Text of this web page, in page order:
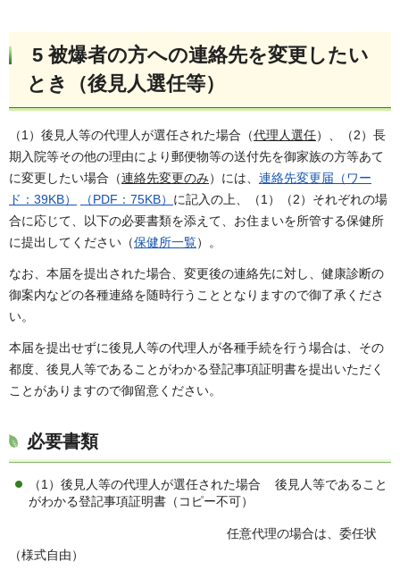
5 被爆者の方への連絡先を変更したい
とき（後見人選任等）
（1）後見人等の代理人が選任された場合（代理人選任）、（2）長
期入院等その他の理由により郵便物等の送付先を御家族の方等あて
に変更したい場合（連絡先変更のみ）には、 連絡先変更届（ワー
ド：39KB）
（PDF：75KB） に記入の上、（1）（2）それぞれの場
合に応じて、以下の必要書類を添えて、お住まいを所管する保健所
に提出してください（保健所一覧）。
なお、本届を提出された場合、変更後の連絡先に対し、健康診断の
御案内などの各種連絡を随時行うこととなりますので御了承くださ
い。
本届を提出せずに後見人等の代理人が各種手続を行う場合は、その
都度、後見人等であることがわかる登記事項証明書を提出いただく
ことがありますので御留意ください。
必要書類
（1）後見人等の代理人が選任された場合 後見人等であること
がわかる登記事項証明書（コピー不可）
任意代理の場合は、委任状
（様式自由）